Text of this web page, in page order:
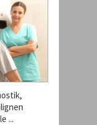
...